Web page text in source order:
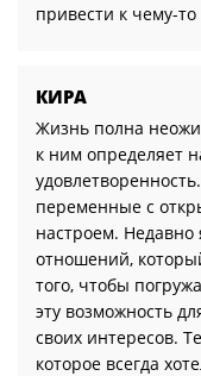
привести к чему-
КИРА
Жизнь полна
к ним определяет
переменные с
настроем. Недавно
отношений,
того, чтобы
эту возможность
своих интересов.
которое всегда